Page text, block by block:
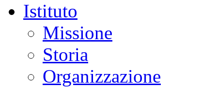
Istituto
Missione
Storia
Organizzazione